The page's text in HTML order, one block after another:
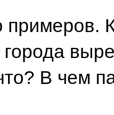
примеров.
В чем